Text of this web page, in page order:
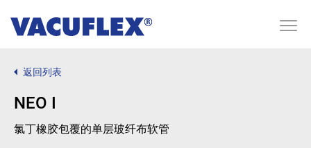
返回列表
NEO I
氯丁橡胶包覆的单层玻纤布软管